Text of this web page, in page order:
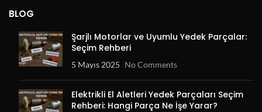
BLOG
Şarjlı Motorlar ve Uyumlu Yedek Parçalar:
Seçim Rehberi
5 Mayıs 2025 No Comments
Elektrikli El Aletleri Yedek Parçaları Seçim
Rehberi: Hangi Parça Ne İşe Yarar?